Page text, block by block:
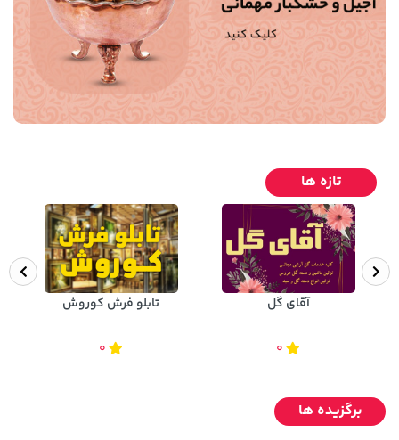
تازه ها
آقای گل
0
تابلو فرش کوروش
0
برگزیده ها